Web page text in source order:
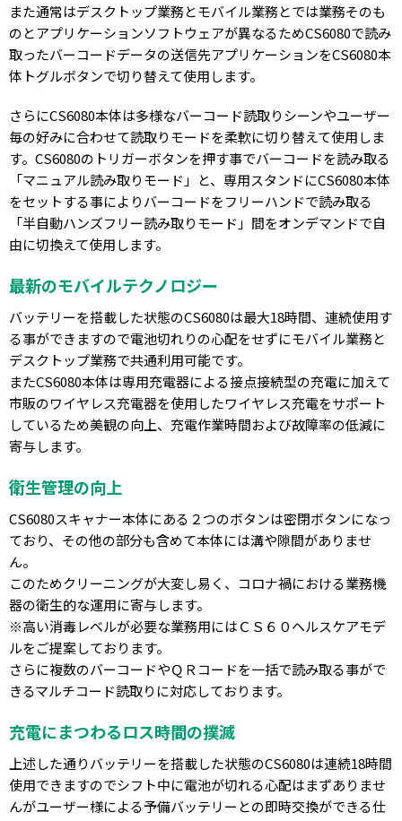
また通常はデスクトップ業務とモバイル業務とでは業務そのも
のとアプリケーションソフトウェアが異なるためCS6080で読み
取ったバーコードデータの送信先アプリケーションをCS6080本
体トグルボタンで切り替えて使用します。
さらにCS6080本体は多様なバーコード読取りシーンやユーザー
毎の好みに合わせて読取りモードを柔軟に切り替えて使用しま
す。CS6080のトリガーボタンを押す事でバーコードを読み取る
「マニュアル読み取りモード」と、専用スタンドにCS6080本体
をセットする事によりバーコードをフリーハンドで読み取る
「半自動ハンズフリー読み取りモード」間をオンデマンドで自
由に切換えて使用します。
最新のモバイルテクノロジー
バッテリーを搭載した状態のCS6080は最大18時間、連続使用す
る事ができますので電池切れりの心配をせずにモバイル業務と
デスクトップ業務で共通利用可能です。
またCS6080本体は専用充電器による接点接続型の充電に加えて
市販のワイヤレス充電器を使用したワイヤレス充電をサポート
しているため美観の向上、充電作業時間および故障率の低減に
寄与します。
衛生管理の向上
CS6080スキャナー本体にある２つのボタンは密閉ボタンになっ
ており、その他の部分も含めて本体には溝や隙間がありませ
ん。
このためクリーニングが大変し易く、コロナ禍における業務機
器の衛生的な運用に寄与します。
※高い消毒レベルが必要な業務用にはＣＳ６０ヘルスケアモデ
ルをご提案しております。
さらに複数のバーコードやＱＲコードを一括で読み取る事がで
きるマルチコード読取りに対応しております。
充電にまつわるロス時間の撲滅
上述した通りバッテリーを搭載した状態のCS6080は連続18時間
使用できますのでシフト中に電池が切れる心配はまずありませ
んがユーザー様による予備バッテリーとの即時交換ができる仕